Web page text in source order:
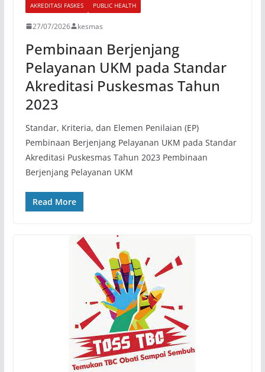
AKREDITASI FASKES PUBLIC HEALTH
27/07/2026 kesmas
Pembinaan Berjenjang
Pelayanan UKM pada Standar
Akreditasi Puskesmas Tahun
2023
Standar, Kriteria, dan Elemen Penilaian (EP)
Pembinaan Berjenjang Pelayanan UKM pada Standar
Akreditasi Puskesmas Tahun 2023 Pembinaan
Berjenjang Pelayanan UKM
Read More